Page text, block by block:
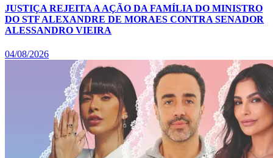
JUSTIÇA REJEITA A AÇÃO DA FAMÍLIA DO MINISTRO
DO STF ALEXANDRE DE MORAES CONTRA SENADOR
ALESSANDRO VIEIRA
04/08/2026